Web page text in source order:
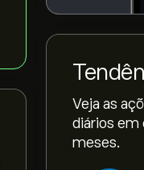
Veja as
diários em
meses.